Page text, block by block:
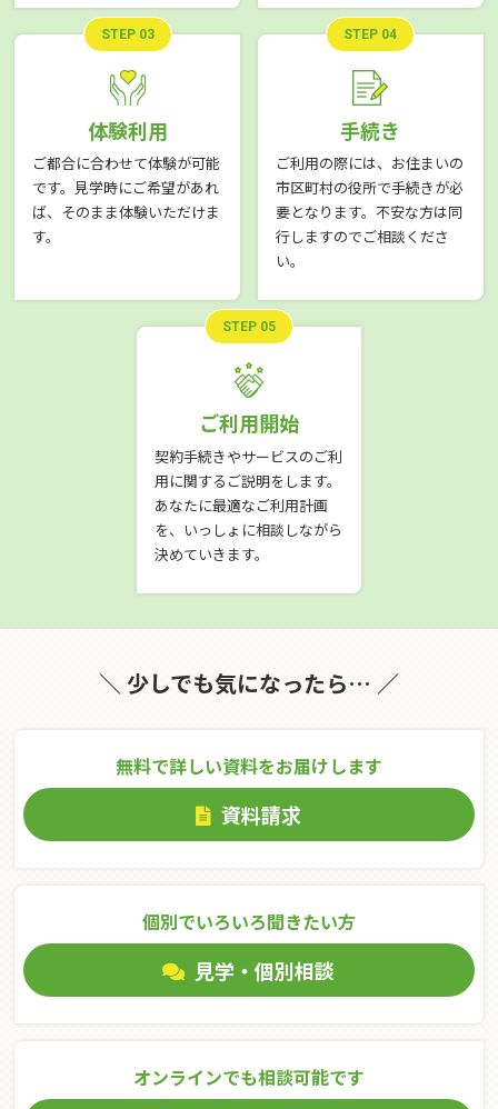
STEP 03
体験利用
ご都合に合わせて体験が可能
です。見学時にご希望があれ
ば、そのまま体験いただけま
す。
STEP 04
手続き
ご利用の際には、お住まいの
市区町村の役所で手続きが必
要となります。不安な方は同
行しますのでご相談くださ
い。
STEP 05
ご利用開始
契約手続きやサービスのご利
用に関するご説明をします。
あなたに最適なご利用計画
を、いっしょに相談しながら
決めていきます。
＼ 少しでも気になったら… ／
無料で詳しい資料をお届けします
資料請求
個別でいろいろ聞きたい⽅
見学・個別相談
オンラインでも相談可能です